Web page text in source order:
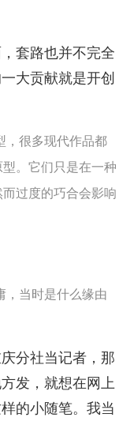
套路也并不完全
大贡献就是开创
，很多现代作品都
。它们只是在一种
过度的巧合会影响
，当时是什么缘由
分社当记者，那
发，就想在网上
的小随笔。我当